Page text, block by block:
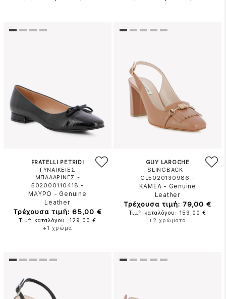
FRATELLI PETRIDI
ΓΥΝΑΙΚΕΙΕΣ
ΜΠΑΛΑΡΙΝΕΣ -
502000110418 -
ΜΑΥΡΟ - Genuine
Leather
Τρέχουσα τιμή: 65,00 €
Τιμή καταλόγου: 129,00 €
+1 χρώμα
GUY LAROCHE
SLINGBACK -
GL5020130986 -
ΚΑΜΕΛ - Genuine
Leather
Τρέχουσα τιμή: 79,00 €
Τιμή καταλόγου: 159,00 €
+2 χρώματα